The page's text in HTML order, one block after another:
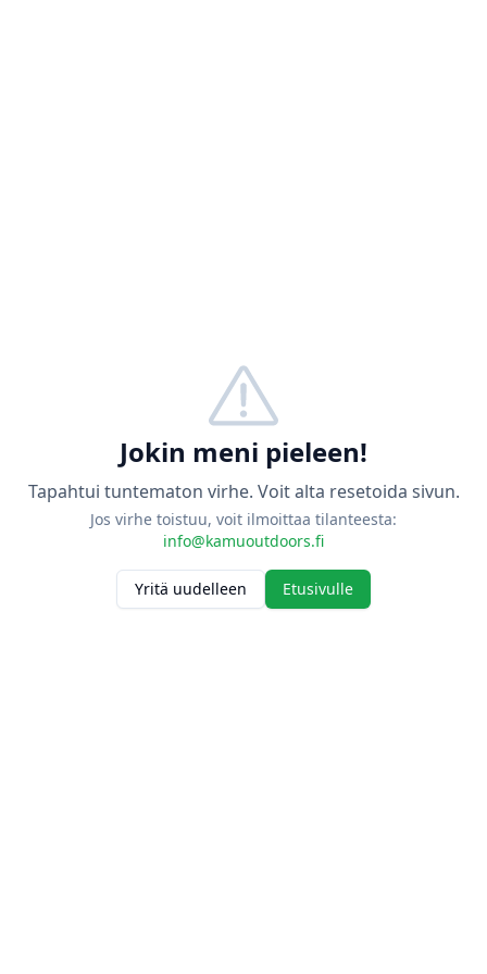
Jokin meni pieleen!
Tapahtui tuntematon virhe. Voit alta resetoida sivun.
Jos virhe toistuu, voit ilmoittaa tilanteesta:
info@kamuoutdoors.fi
Yritä uudelleen Etusivulle